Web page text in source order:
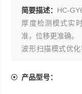
简要描述： HC-
厚度检测模式实
准，位移更准确。
波形扫描模式优
筋位置。测量结
产品型号：